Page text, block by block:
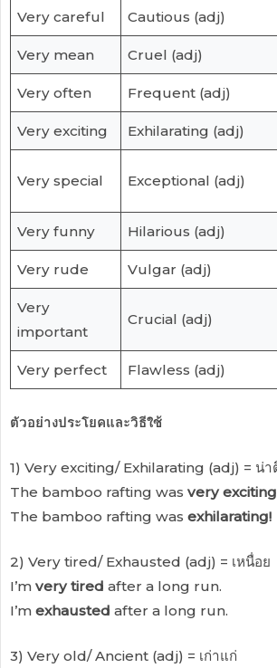
Very careful Cautious (adj)
Very mean Cruel (adj)
Very often Frequent (adj)
Very exciting Exhilarating (adj)
Very special Exceptional (adj)
Very funny Hilarious (adj)
Very rude Vulgar (adj)
Very
important
Crucial (adj)
Very perfect Flawless (adj)
ตัวอย่างประโยคและวิธีใช้
1) Very exciting/ Exhilarating (adj) = น่า
The bamboo rafting was very
The bamboo rafting was exhilarating!
2) Very tired/ Exhausted (adj) = เหนื่อย
I’m very tired after a long run.
I’m exhausted after a long run.
3) Very old/ Ancient (adj) = เก่าแก่